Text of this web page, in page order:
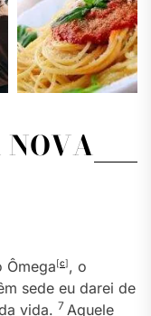
NOVA
[c], o
sede eu darei de
vida. 7 Aquele